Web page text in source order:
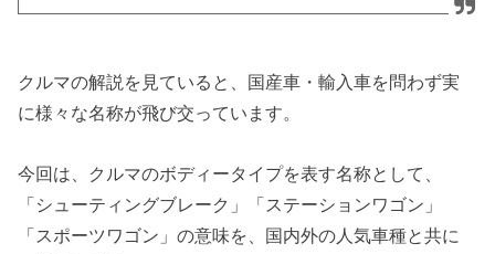
クルマの解説を見ていると、国産車・輸入車を問わず実
に様々な名称が飛び交っています。
今回は、クルマのボディータイプを表す名称として、
「シューティングブレーク」「ステーションワゴン」
「スポーツワゴン」の意味を、国内外の人気車種と共に